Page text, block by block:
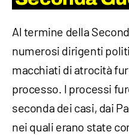
Al termine della
numerosi dirigenti
macchiati di atrocità
processo. I processi
seconda dei casi, dai
nei quali erano state